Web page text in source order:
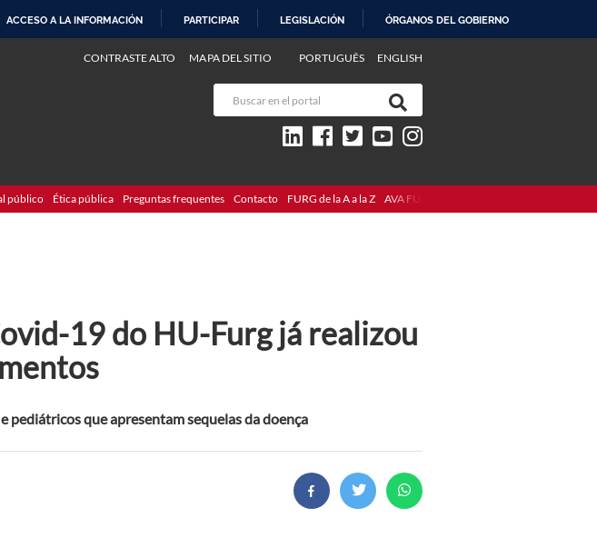
ACCESO A LA INFORMACIÓN PARTICIPAR LEGISLACIÓN ÓRGANOS DEL GOBIERNO
PORTUGUÊS ENGLISH
CONTRASTE ALTO MAPA DEL SITIO
público Ética pública Preguntas frequentes Contacto FURG de la A a la Z AVA FURG
19 do HU-Furg já realizou
pediátricos que apresentam sequelas da doença